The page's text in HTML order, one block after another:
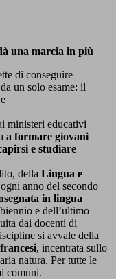
una marcia in più
di conseguire
un solo esame: il
e
ministeri educativi
a formare giovani
e studiare
della Lingua e
anno del secondo
in lingua
e dell’ultimo
dai docenti di
si avvale della
, incentrata sullo
natura. Per tutte le
comuni.